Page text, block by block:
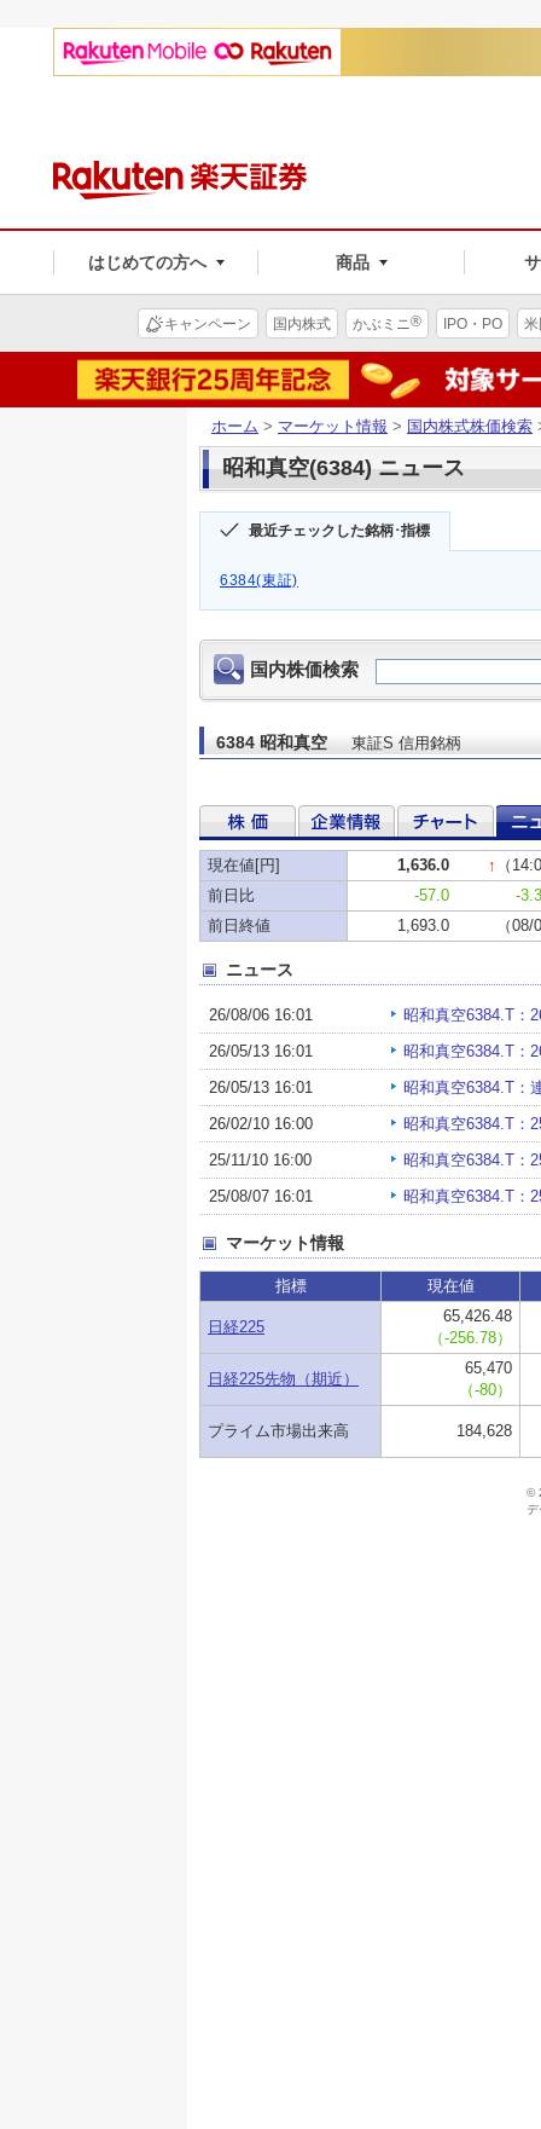
はじめての方へ 商品
キャンペーン 国内株式 かぶミニ® IPO・PO
ホーム > マーケット情報 > 国内株式株価検索
昭和真空(6384) ニュース
最近チェックした銘柄･指標
6384(東証)